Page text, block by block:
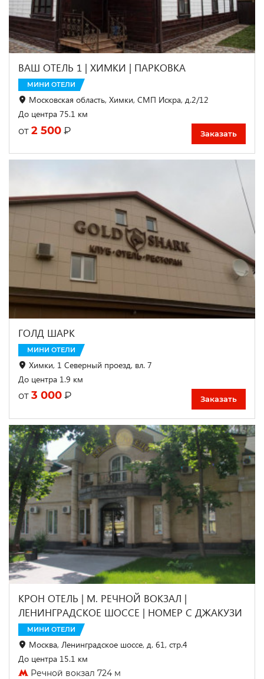
ВАШ ОТЕЛЬ 1 | ХИМКИ | ПАРКОВКА
МИНИ ОТЕЛИ
Московская область, Химки, СМП Искра, д.2/12
До центра 75.1 км
от 2 500 ₽ Заказать
ГОЛД ШАРК
МИНИ ОТЕЛИ
Химки, 1 Северный проезд, вл. 7
До центра 1.9 км
от 3 000 ₽ Заказать
КРОН ОТЕЛЬ | М. РЕЧНОЙ ВОКЗАЛ |
ЛЕНИНГРАДСКОЕ ШОССЕ | НОМЕР С ДЖАКУЗИ
МИНИ ОТЕЛИ
Москва, Ленинградское шоссе, д. 61, стр.4
До центра 15.1 км
Речной вокзал 724 м